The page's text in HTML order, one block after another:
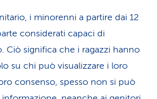
i minorenni a partire dai 12
considerati capaci di
Ciò significa che i ragazzi hanno
su chi può visualizzare i loro
consenso, spesso non si può